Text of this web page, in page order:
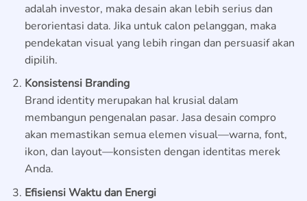
adalah investor, maka desain akan lebih serius dan
berorientasi data. Jika untuk calon pelanggan, maka
pendekatan visual yang lebih ringan dan persuasif akan
dipilih.
Konsistensi Branding
Brand identity merupakan hal krusial dalam
membangun pengenalan pasar. Jasa desain compro
akan memastikan semua elemen visual—warna, font,
ikon, dan layout—konsisten dengan identitas merek
Anda.
Efisiensi Waktu dan Energi